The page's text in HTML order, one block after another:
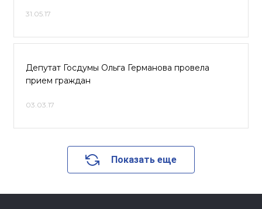
31.05.17
Депутат Госдумы Ольга Германова провела
прием граждан
03.03.17
Показать еще